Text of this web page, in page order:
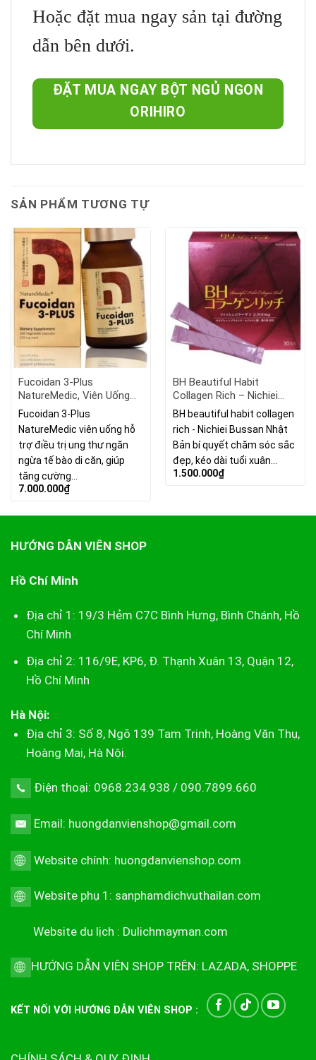
Hoặc đặt mua ngay sản tại đường
dẫn bên dưới.
ĐẶT MUA NGAY BỘT NGỦ NGON
ORIHIRO
SẢN PHẨM TƯƠNG TỰ
Fucoidan 3-Plus
NatureMedic, Viên Uống
Hỗ Trợ Điều Trị Ung Thư
160 Viên
Fucoidan 3-Plus
NatureMedic viên uống hỗ
trợ điều trị ung thư ngăn
ngừa tế bào di căn, giúp
tăng cường…
7.000.000₫
BH Beautiful Habit
Collagen Rich – Nichiei
Bussan Nhật Bản 30 Gói
BH beautiful habit collagen
rich - Nichiei Bussan Nhật
Bản bí quyết chăm sóc sắc
đẹp, kéo dài tuổi xuân…
1.500.000₫
HƯỚNG DẪN VIÊN SHOP
Hồ Chí Minh
Địa chỉ 1: 19/3 Hẻm C7C Bình Hưng, Bình Chánh, Hồ
Chí Minh
Địa chỉ 2: 116/9E, KP6, Đ. Thạnh Xuân 13, Quận 12,
Hồ Chí Minh
Hà Nội:
Địa chỉ 3: Số 8, Ngõ 139 Tam Trinh, Hoàng Văn Thụ,
Hoàng Mai, Hà Nội.
Điện thoại: 0968.234.938 / 090.7899.660
Email: huongdanvienshop@gmail.com
Website chính: huongdanvienshop.com
Website phụ 1: sanphamdichvuthailan.com
Website du lịch : Dulichmayman.com
HƯỚNG DẪN VIÊN SHOP TRÊN: LAZADA, SHOPPE
KẾT NỐI VỚI HƯỚNG DẪN VIÊN SHOP :